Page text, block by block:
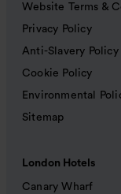
Website Terms &
Privacy Policy
Anti-Slavery Policy
Cookie Policy
Environmental
Sitemap
London Hotels
Canary Wharf